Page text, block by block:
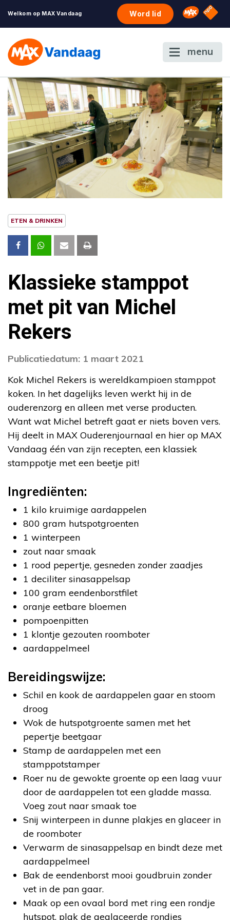
Welkom op MAX Vandaag Word lid Omroep
NPO
menu
ETEN & DRINKEN
Klassieke stamppot
met pit van Michel
Rekers
Publicatiedatum: 1 maart 2021
Kok Michel Rekers is wereldkampioen stamppot
koken. In het dagelijks leven werkt hij in de
ouderenzorg en alleen met verse producten.
Want wat Michel betreft gaat er niets boven vers.
Hij deelt in MAX Ouderenjournaal en hier op MAX
Vandaag één van zijn recepten, een klassiek
stamppotje met een beetje pit!
Ingrediënten:
1 kilo kruimige aardappelen
800 gram hutspotgroenten
1 winterpeen
zout naar smaak
1 rood pepertje, gesneden zonder zaadjes
1 deciliter sinasappelsap
100 gram eendenborstfilet
oranje eetbare bloemen
pompoenpitten
1 klontje gezouten roomboter
aardappelmeel
Bereidingswijze:
Schil en kook de aardappelen gaar en stoom
droog
Wok de hutspotgroente samen met het
pepertje beetgaar
Stamp de aardappelen met een
stamppotstamper
Roer nu de gewokte groente op een laag vuur
door de aardappelen tot een gladde massa.
Voeg zout naar smaak toe
Snij winterpeen in dunne plakjes en glaceer in
de roomboter
Verwarm de sinasappelsap en bindt deze met
aardappelmeel
Bak de eendenborst mooi goudbruin zonder
vet in de pan gaar.
Maak op een ovaal bord met ring een rondje
hutspot, plak de geglaceerde rondjes